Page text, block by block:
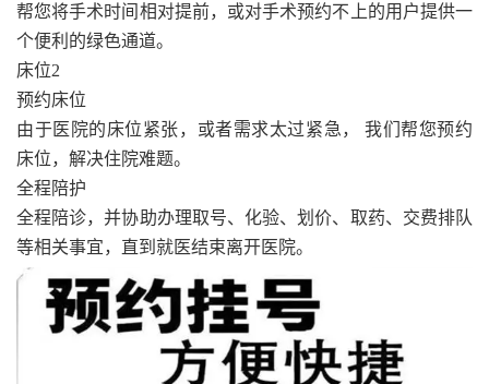
帮您将手术时间相对提前，或对手术预约不上的用户提供一
个便利的绿色通道。
床位2
预约床位
由于医院的床位紧张，或者需求太过紧急， 我们帮您预约
床位，解决住院难题。
全程陪护
全程陪诊，并协助办理取号、化验、划价、取药、交费排队
等相关事宜，直到就医结束离开医院。